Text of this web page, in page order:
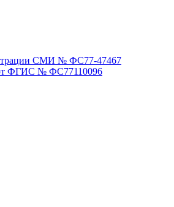
СМИ № ФС77-47467
ФГИС № ФС77110096